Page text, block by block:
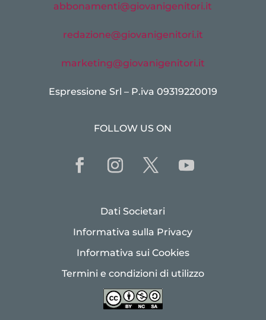
abbonamenti@giovanigenitori.it
redazione@giovanigenitori.it
marketing@giovanigenitori.it
Espressione Srl – P.iva 09319220019
FOLLOW US ON
Dati Societari
Informativa sulla Privacy
Informativa sui Cookies
Termini e condizioni di utilizzo